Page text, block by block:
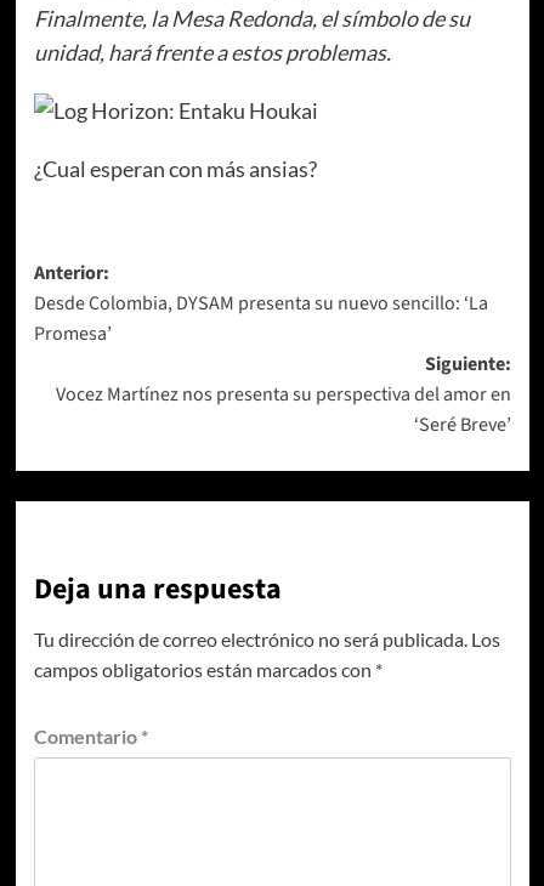
Finalmente, la Mesa Redonda, el símbolo de su
unidad, hará frente a estos problemas.
¿Cual esperan con más ansias?
Navegación
de
entradas
Anterior:
Desde Colombia, DYSAM presenta su nuevo sencillo: ‘La
Promesa’
Siguiente:
Vocez Martínez nos presenta su perspectiva del amor en
‘Seré Breve’
Deja una respuesta
Tu dirección de correo electrónico no será publicada. Los
campos obligatorios están marcados con *
Comentario *